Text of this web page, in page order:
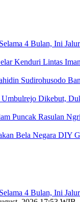
4 Bulan, Ini
Kenduri Lintas
Sudirohusodo
Dikebut,
Puncak Rasulan
Bela Negara DIY
4 Bulan, Ini